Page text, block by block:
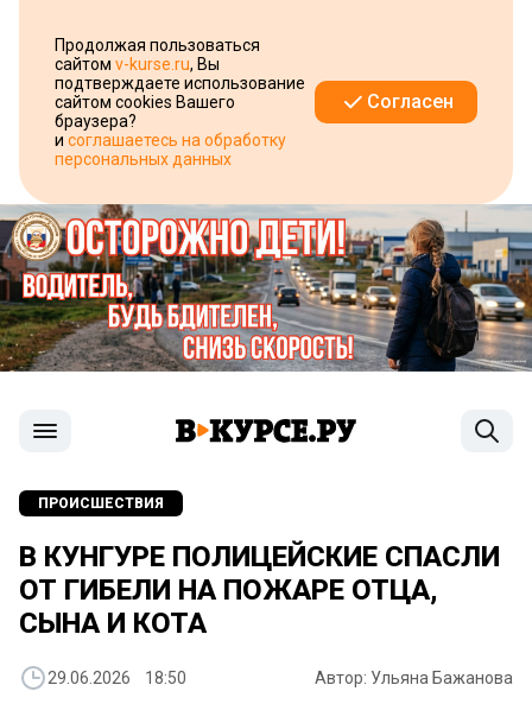
Продолжая пользоваться
сайтом v-kurse.ru, Вы
подтверждаете использование
сайтом cookies Вашего
браузера?
и соглашаетесь на обработку
персональных данных
Согласен
ПРОИСШЕСТВИЯ
В КУНГУРЕ ПОЛИЦЕЙСКИЕ СПАСЛИ
ОТ ГИБЕЛИ НА ПОЖАРЕ ОТЦА,
СЫНА И КОТА
29.06.2026 18:50 Автор: Ульяна Бажанова